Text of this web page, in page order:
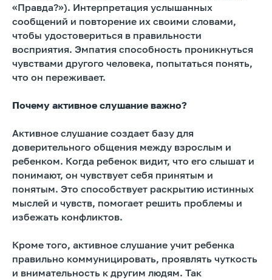
«Правда?»). Интерпретация услышанных
сообщений и повторение их своими словами,
чтобы удостовериться в правильности
восприятия. Эмпатия способность проникнуться
чувствами другого человека, попытаться понять,
что он переживает.
Почему активное слушание важно?
Активное слушание создает базу для
доверительного общения между взрослым и
ребенком. Когда ребенок видит, что его слышат и
понимают, он чувствует себя принятым и
понятым. Это способствует раскрытию истинных
мыслей и чувств, помогает решить проблемы и
избежать конфликтов.
Кроме того, активное слушание учит ребенка
правильно коммуницировать, проявлять чуткость
и внимательность к другим людям. Так